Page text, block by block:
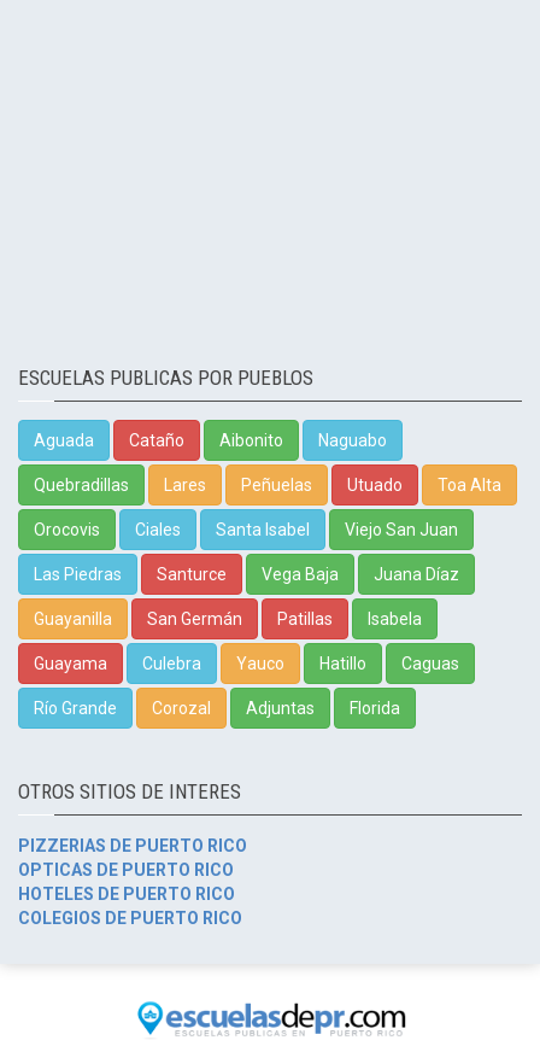
ESCUELAS PUBLICAS POR PUEBLOS
Aguada Cataño Aibonito Naguabo
Quebradillas Lares Peñuelas Utuado Toa Alta
Orocovis Ciales Santa Isabel Viejo San Juan
Las Piedras Santurce Vega Baja Juana Díaz
Guayanilla San Germán Patillas Isabela
Guayama Culebra Yauco Hatillo Caguas
Río Grande Corozal Adjuntas Florida
OTROS SITIOS DE INTERES
PIZZERIAS DE PUERTO RICO
OPTICAS DE PUERTO RICO
HOTELES DE PUERTO RICO
COLEGIOS DE PUERTO RICO